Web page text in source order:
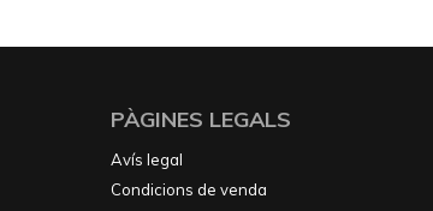
PÀGINES LEGALS
Avís legal
Condicions de venda